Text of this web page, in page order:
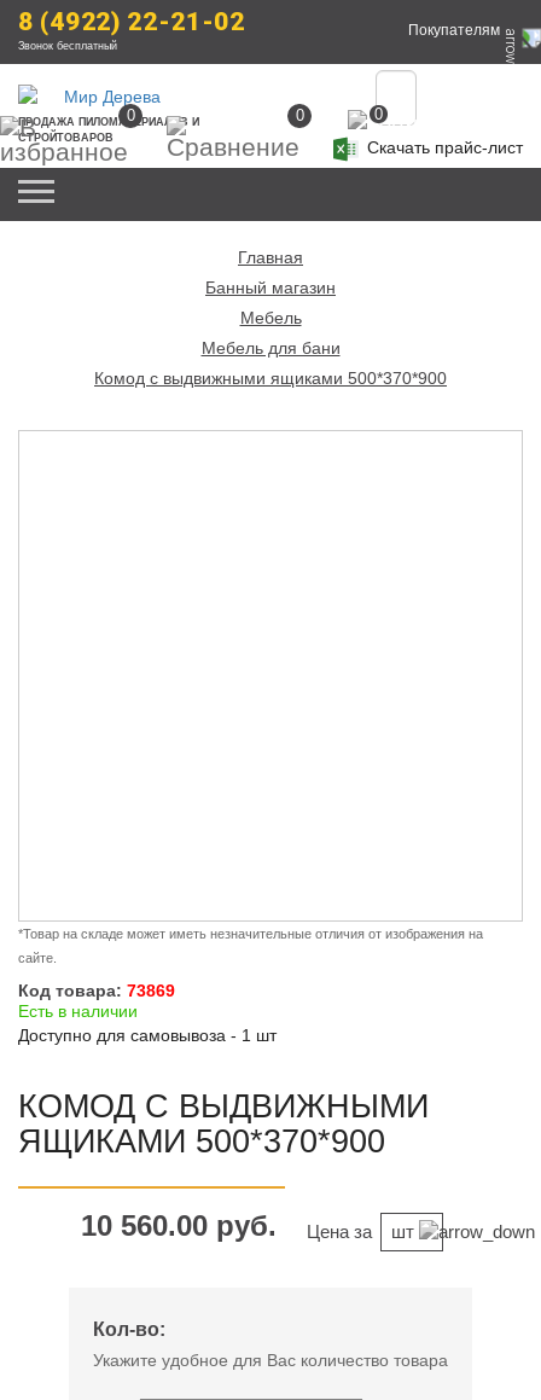
8 (4922) 22-21-02
Звонок бесплатный
Покупателям
ПРОДАЖА ПИЛОМАТЕРИАЛОВ И
СТРОЙТОВАРОВ
Скачать прайс-лист
0 0 0
Главная
Банный магазин
Мебель
Мебель для бани
Комод с выдвижными ящиками 500*370*900
*Товар на складе может иметь незначительные отличия от изображения на
сайте.
Код товара: 73869
Есть в наличии
Доступно для самовывоза - 1 шт
КОМОД С ВЫДВИЖНЫМИ
ЯЩИКАМИ 500*370*900
10 560.00 руб. Цена за шт
Кол-во:
Укажите удобное для Вас количество товара